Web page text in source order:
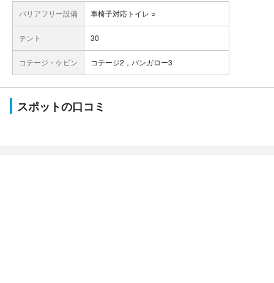
バリアフリー設備 車椅子対応トイレ ○
テント 30
コテージ・ケビン コテージ2，バンガロー3
スポットの口コミ